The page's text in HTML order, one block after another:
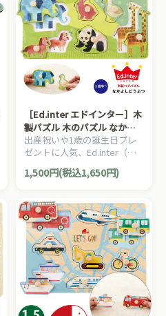
［Ed.inter エドインター］木
製パズル 木のパズル なかよ
しどうぶつ
出産祝いや1歳の誕生日プレ
ゼントに人気、Ed.inter（エ
ドインター）の1歳半から楽
しめる人気の動物9種類を集
1,500円(税込1,650円)